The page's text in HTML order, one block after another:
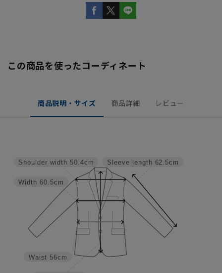
この商品を使ったコーディネート
商品説明・サイズ 商品詳細 レビュー
Sleeve length 62.5cm
Waist 56cm
Width 60.5cm
Shoulder width 50.4cm